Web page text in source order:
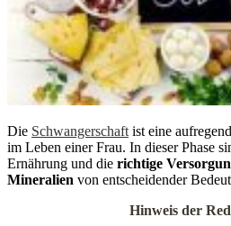
Die Schwangerschaft ist eine
im Leben einer Frau. In dieser Phase
Ernährung und die richtige
Mineralien von entscheidender
Hinweis der